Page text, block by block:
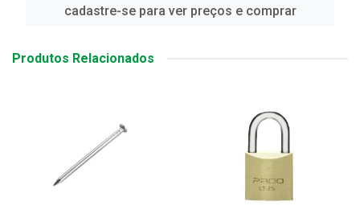
cadastre-se para ver preços e comprar
Produtos Relacionados